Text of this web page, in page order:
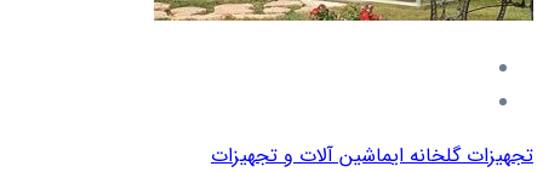
تجهیزات گلخانه ایماشین آلات و تجهیزات